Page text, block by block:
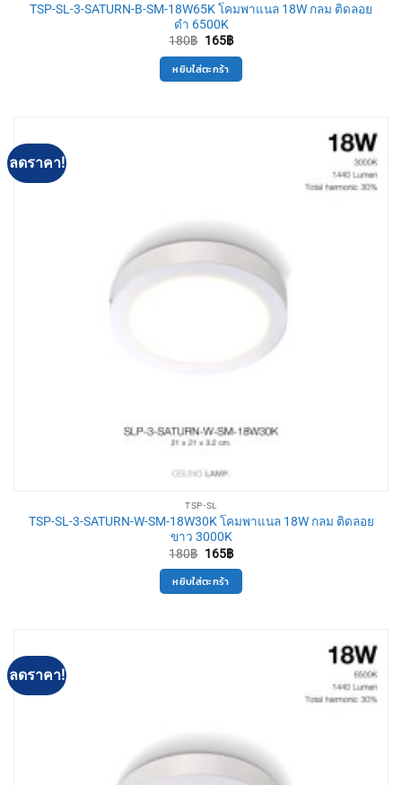
TSP-SL-3-SATURN-B-SM-18W65K โคมพาแนล 18W กลม ติดลอย
ดำ 6500K
180฿ Original
was:
180฿.
165฿Current
is:
หยิบใส่ตะกร้า
ลดราคา!
TSP-SL
TSP-SL-3-SATURN-W-SM-18W30K โคมพาแนล 18W กลม ติดลอย
ขาว 3000K
180฿ Original
price
was:
180฿.
165฿Current
is:
165฿.
หยิบใส่ตะกร้า
ลดราคา!